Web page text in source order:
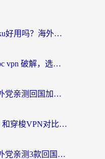
ChickCN和Unblock Youku好用吗？海外党亲测3款回国加速器，附iOS免费选择指南
海外党避坑指南：告别pc vpn 破解，选对回国加速器轻松访问国内资源
穿梭和海龟哪个好？海外党亲测回国加速器，附电脑免费VPN推荐
Quickback VPN好用吗？和穿梭VPN对比哪个回国效果更好？海外党必看的真实测评与选择指南
穿梭和快喵好用吗？海外党亲测3款回国加速器，附日本回国VPN避坑指南